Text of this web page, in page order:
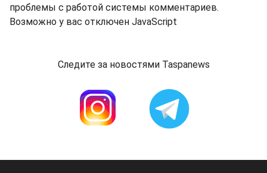
проблемы с работой системы комментариев.
Возможно у вас отключен JavaScript
Следите за новостями Taspanews